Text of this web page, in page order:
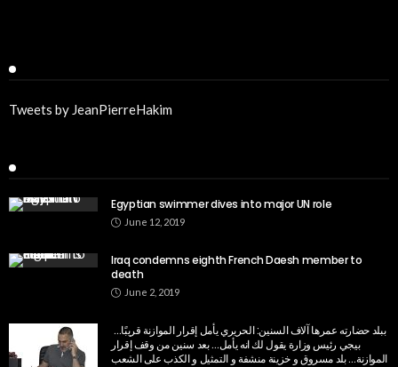
Tweets by JeanPierreHakim
Egyptian swimmer dives into major UN role
June 12, 2019
Iraq condemns eighth French Daesh member to
death
June 2, 2019
‏الحريري يأمل إقرار الموازنة قريبًا… ‏ ⁦‪ببلد حضارته عمرها آلاف السنين:
بيجي رئيس وزارة يقول لك انه يأمل… بعد سنين من وقف إقرار
الموازنة… بلد مسروق و خزينة منشفة و التمثيل و الكذب على الشعب